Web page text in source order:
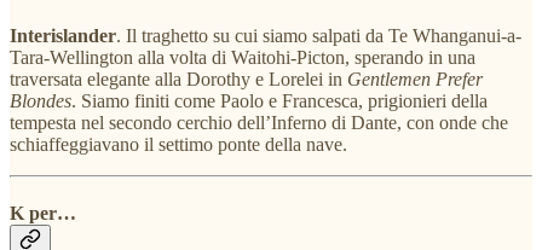
Interislander. Il traghetto su cui siamo salpati da Te Whanganui-a-
Tara-Wellington alla volta di Waitohi-Picton, sperando in una
traversata elegante alla Dorothy e Lorelei in Gentlemen Prefer
Blondes. Siamo finiti come Paolo e Francesca, prigionieri della
tempesta nel secondo cerchio dell’Inferno di Dante, con onde che
schiaffeggiavano il settimo ponte della nave.
K per…